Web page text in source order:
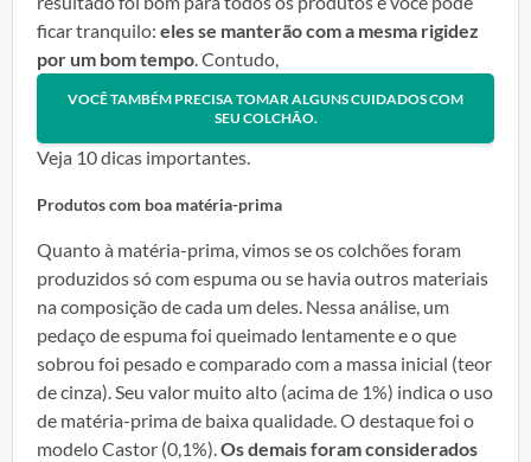
ficar tranquilo: eles se manterão com a mesma rigidez
por um bom tempo. Contudo,
VOCÊ TAMBÉM PRECISA TOMAR ALGUNS CUIDADOS COM
SEU COLCHÃO.
Veja 10 dicas importantes.
Produtos com boa matéria-prima
Quanto à matéria-prima, vimos se os colchões foram
produzidos só com espuma ou se havia outros materiais
na composição de cada um deles. Nessa análise, um
pedaço de espuma foi queimado lentamente e o que
sobrou foi pesado e comparado com a massa inicial (teor
de cinza). Seu valor muito alto (acima de 1%) indica o uso
de matéria-prima de baixa qualidade. O destaque foi o
modelo Castor (0,1%).Os demais foram considerados